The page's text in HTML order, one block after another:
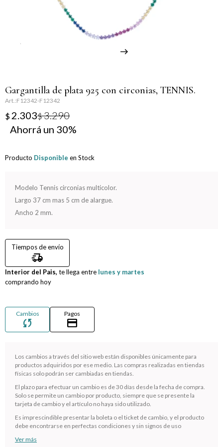
Gargantilla de plata 925 con circonias, TENNIS.
F12342-F12342
$ 2.303$3.290
30
Producto Disponible en Stock
Modelo Tennis circonias multicolor.
Largo 37 cm mas 5 cm de alargue.
Ancho 2 mm.
Tiempos de envío
delivery_truck_speed
Interior del Pais, te llega entre lunes y martes
comprando hoy
Cambios
sync
Pagos
credit_card
Los cambios a través del sitio web están disponibles únicamente para
productos adquiridos por ese medio. Las compras realizadas en tiendas
físicas solo podrán ser cambiadas en tiendas.
El plazo para efectuar un cambio es de 30 días desde la fecha de compra.
Solo se permite un cambio por producto, siempre que se presente la
tarjeta de cambio y el artículo no haya sido utilizado.
Es imprescindible presentar la boleta o el ticket de cambio, y el producto
debe encontrarse en perfectas condiciones y sin signos de uso
Ver más
¡Sumate a la forma más ágil de comprar!
cuotas * ¡Solo con tu cédula!
* sujeto aprobación crediticia.
Día de la Secretaria
Día del Amigo
Día del Maestro
Nacimiento
San Valentín
Compromiso
Día del niño